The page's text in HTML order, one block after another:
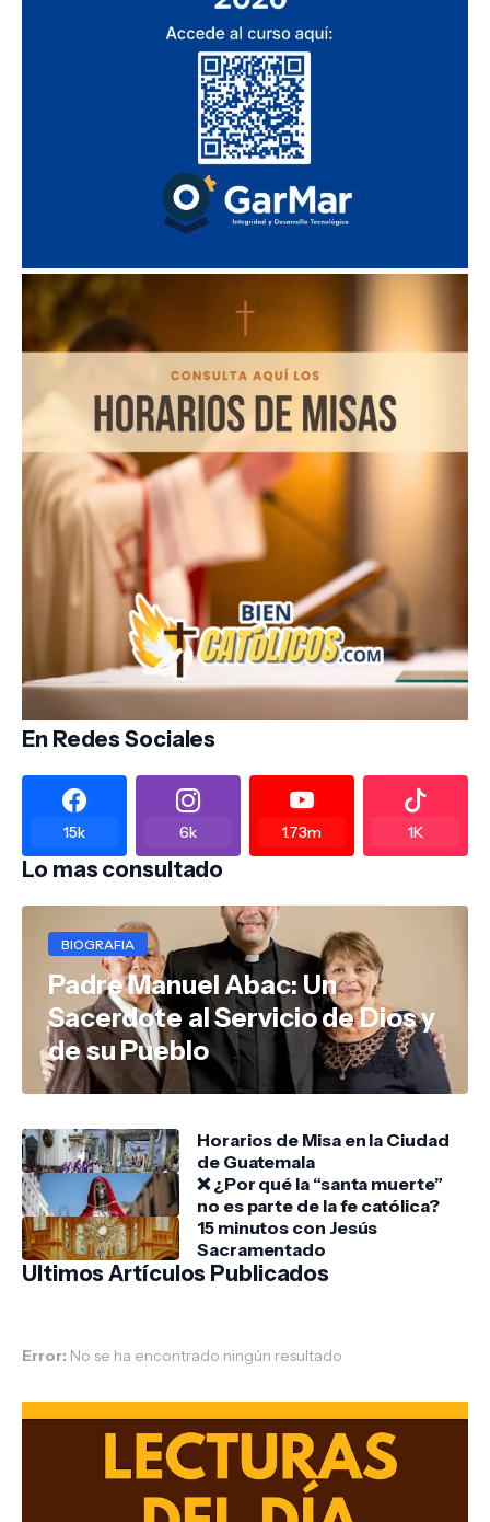
En Redes Sociales
15k 6k 1.73m 1K
Lo mas consultado
BIOGRAFIA
Padre Manuel Abac: Un
Sacerdote al Servicio de Dios y
de su Pueblo
Horarios de Misa en la Ciudad
de Guatemala
❌ ¿Por qué la “santa muerte”
no es parte de la fe católica?
15 minutos con Jesús
Sacramentado
Ultimos Artículos Publicados
Error: No se ha encontrado ningún resultado